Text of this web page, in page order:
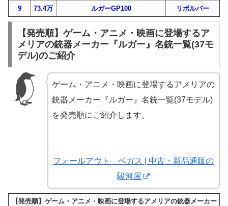
9 73.4万 ルガーGP100 リボルバー
【発売順】ゲーム・アニメ・映画に登場するア
メリアの銃器メーカー『ルガー』名銃一覧(37モ
デル)のご紹介
ゲーム・アニメ・映画に登場するアメリアの
銃器メーカー『ルガー』名銃一覧(37モデル)
を発売順にご紹介します。
フォールアウト ベガス | 中古・新品通販の
駿河屋
【発売順】ゲーム・アニメ・映画に登場するアメリアの銃器メーカー